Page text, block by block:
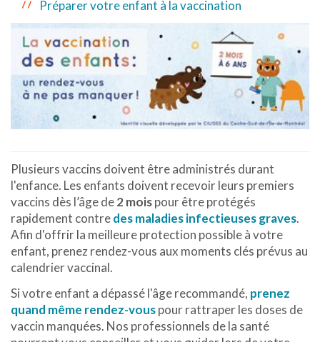
Préparer votre enfant à la vaccination
Plusieurs vaccins doivent être administrés durant
l'enfance. Les enfants doivent recevoir leurs premiers
vaccins dès l’âge de2 moispourêtre protégés
rapidement contredes maladies infectieuses graves.
Afin d'offrir la meilleure protection possible à votre
enfant, prenez rendez-vous aux moments clés prévus au
calendrier vaccinal.
Si votre enfant a dépassé l'âge recommandé, prenez
quand même rendez-vouspour rattraper les doses de
vaccin manquées. Nos professionnels de la santé